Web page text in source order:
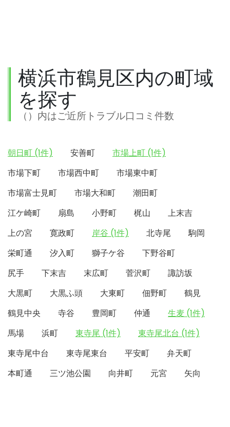
横浜市鶴見区内の町域
を探す
（）内はご近所トラブル口コミ件数
朝日町 (1件) 安善町
市場上町 (1件)
市場下町
市場西中町
市場東中町
市場富士見町
市場大和町
潮田町
江ケ崎町
扇島 小野町 梶山
上末吉
上の宮
寛政町 岸谷 (1件) 北寺尾
駒岡
栄町通
汐入町 獅子ケ谷
下野谷町
尻手
下末吉 末広町 菅沢町
諏訪坂
大黒町
大黒ふ頭 大東町 佃野町
鶴見
鶴見中央
寺谷 豊岡町 仲通
生麦 (1件)
馬場
浜町 東寺尾 (1件)
東寺尾北台 (1件)
東寺尾中台
東寺尾東台 平安町
弁天町
本町通
三ツ池公園 向井町 元宮 矢向